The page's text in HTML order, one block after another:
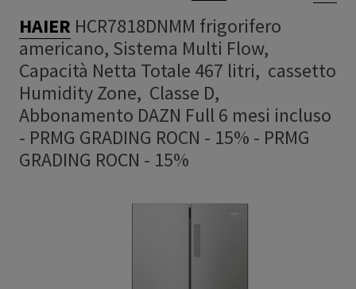
HAIER HCR7818DNMM frigorifero
americano, Sistema Multi Flow,
Capacità Netta Totale 467 litri, cassetto
Humidity Zone, Classe D,
Abbonamento DAZN Full 6 mesi incluso
- PRMG GRADING ROCN - 15% - PRMG
GRADING ROCN - 15%